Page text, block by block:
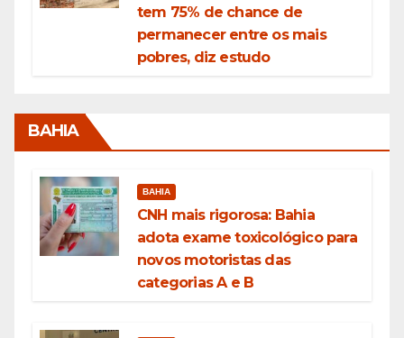
tem 75% de chance de
permanecer entre os mais
pobres, diz estudo
BAHIA
BAHIA
CNH mais rigorosa: Bahia
adota exame toxicológico para
novos motoristas das
categorias A e B